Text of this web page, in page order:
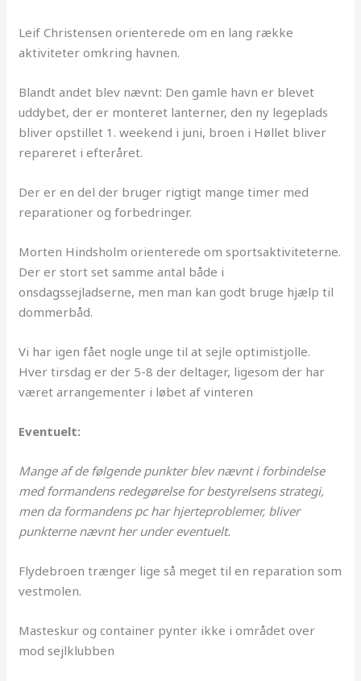
Leif Christensen orienterede om en lang række
aktiviteter omkring havnen.
Blandt andet blev nævnt: Den gamle havn er blevet
uddybet, der er monteret lanterner, den ny legeplads
bliver opstillet 1. weekend i juni, broen i Høllet bliver
repareret i efteråret.
Der er en del der bruger rigtigt mange timer med
reparationer og forbedringer.
Morten Hindsholm orienterede om sportsaktiviteterne.
Der er stort set samme antal både i
onsdagssejladserne, men man kan godt bruge hjælp til
dommerbåd.
Vi har igen fået nogle unge til at sejle optimistjolle.
Hver tirsdag er der 5-8 der deltager, ligesom der har
været arrangementer i løbet af vinteren
Eventuelt:
Mange af de følgende punkter blev nævnt i forbindelse
med formandens redegørelse for bestyrelsens strategi,
men da formandens pc har hjerteproblemer, bliver
punkterne nævnt her under eventuelt.
Flydebroen trænger lige så meget til en reparation som
vestmolen.
Masteskur og container pynter ikke i området over
mod sejlklubben